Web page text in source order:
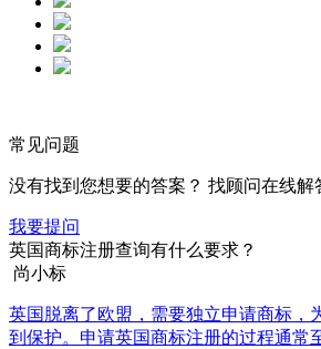
常见问题
没有找到您想要的答案？ 找顾问在线解
我要提问
英国商标注册查询有什么要求？
尚小标
英国脱离了欧盟，需要独立申请商标，
到保护。申请英国商标注册的过程通常